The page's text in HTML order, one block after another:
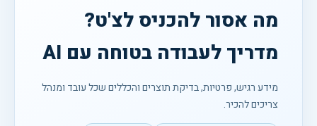
מה אסור להכניס לצ'ט?
מדריך לעבודה בטוחה עם AI
מידע רגיש, פרטיות, בדיקת תוצרים והכללים שכל עובד ומנהל
צריכים להכיר.